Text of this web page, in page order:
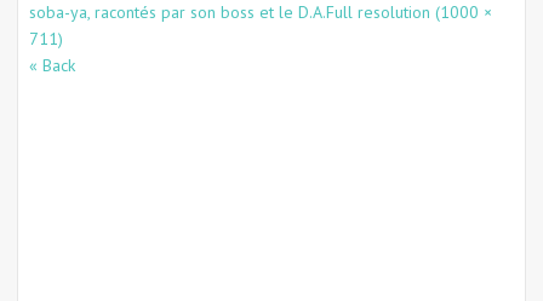
soba-ya, racontés par son boss et le D.A.Full resolution (1000 ×
711)
« Back